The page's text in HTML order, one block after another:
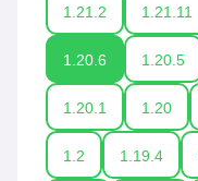
1.21.2 1.21.11
1.20.6 1.20.5
1.20.1 1.20
1.2 1.19.4